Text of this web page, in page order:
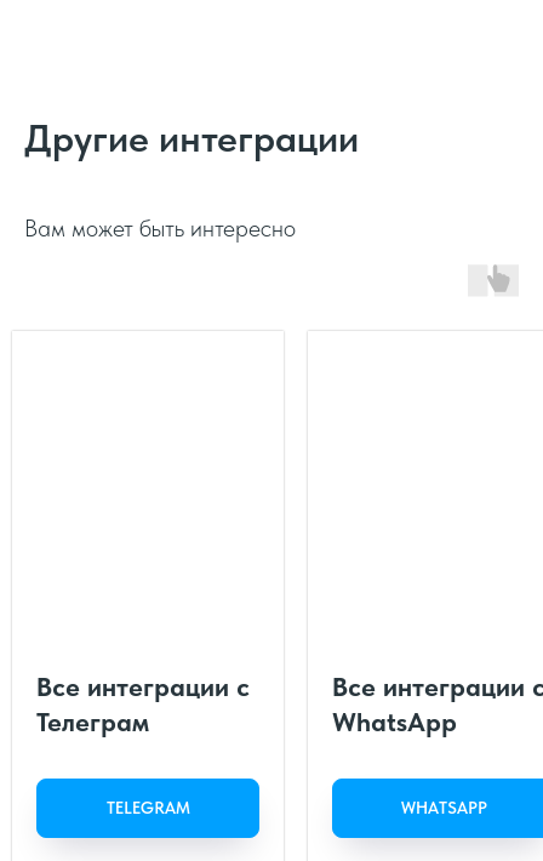
Другие интеграции
Вам может быть интересно
Все интеграции с
Телеграм
TELEGRAM
Все интеграции
WhatsApp
WHATSAPP